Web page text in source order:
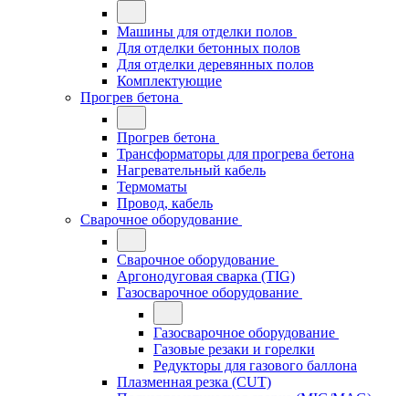
Машины для отделки полов
Для отделки бетонных полов
Для отделки деревянных полов
Комплектующие
Прогрев бетона
Прогрев бетона
Трансформаторы для прогрева бетона
Нагревательный кабель
Термоматы
Провод, кабель
Сварочное оборудование
Сварочное оборудование
Аргонодуговая сварка (TIG)
Газосварочное оборудование
Газосварочное оборудование
Газовые резаки и горелки
Редукторы для газового баллона
Плазменная резка (CUT)